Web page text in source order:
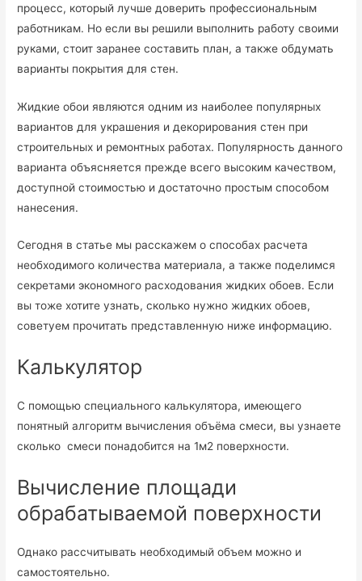
процесс, который лучше доверить профессиональным
работникам. Но если вы решили выполнить работу своими
руками, стоит заранее составить план, а также обдумать
варианты покрытия для стен.
Жидкие обои являются одним из наиболее популярных
вариантов для украшения и декорирования стен при
строительных и ремонтных работах. Популярность данного
варианта объясняется прежде всего высоким качеством,
доступной стоимостью и достаточно простым способом
нанесения.
Сегодня в статье мы расскажем о способах расчета
необходимого количества материала, а также поделимся
секретами экономного расходования жидких обоев. Если
вы тоже хотите узнать, сколько нужно жидких обоев,
советуем прочитать представленную ниже информацию.
Калькулятор
С помощью специального калькулятора, имеющего
понятный алгоритм вычисления объёма смеси, вы узнаете
сколько смеси понадобится на 1м2 поверхности.
Вычисление площади
обрабатываемой поверхности
Однако рассчитывать необходимый объем можно и
самостоятельно.